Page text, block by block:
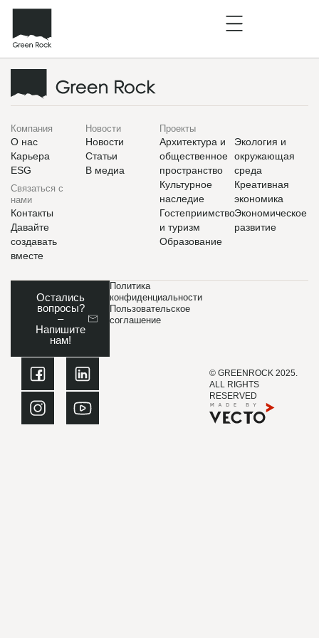
Компания
О нас
Карьера
ESG
Связаться с
нами
Контакты
Давайте
создавать
вместе
Новости
Новости
Статьи
В медиа
Проекты
Архитектура и
общественное
пространство
Культурное
наследие
Гостеприимство
и туризм
Образование
Экология и
окружающая
среда
Креативная
экономика
Экономическое
развитие
© GREENROCK 2025.
ALL RIGHTS
RESERVED
Политика
конфиденциальности
Пользовательское
соглашение
Остались
вопросы?
–
Напишите
нам!